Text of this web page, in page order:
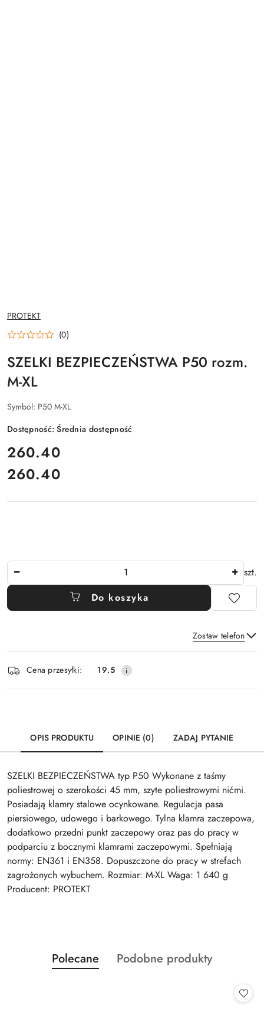
NAZWA
PRODUCENTA:
PROTEKT
(0)
SZELKI BEZPIECZEŃSTWA P50 rozm.
M-XL
Symbol: P50 M-XL
Dostępność:Średnia dostępność
cena:
260.40
Cena:
260.40
szt.
Do koszyka
Zostaw telefon
Wyślij
Dostępność
i
dostawa
Cena przesyłki: 19.5
OPIS PRODUKTU OPINIE (0) ZADAJ PYTANIE
SZELKI BEZPIECZEŃSTWA typ P50 Wykonane z taśmy
poliestrowej o szerokości 45 mm, szyte poliestrowymi nićmi.
Posiadają klamry stalowe ocynkowane. Regulacja pasa
piersiowego, udowego i barkowego. Tylna klamra zaczepowa,
dodatkowo przedni punkt zaczepowy oraz pas do pracy w
podparciu z bocznymi klamrami zaczepowymi. Spełniają
normy: EN361 i EN358. Dopuszczone do pracy w strefach
zagrożonych wybuchem. Rozmiar: M-XL Waga: 1 640 g
Producent: PROTEKT
Pomiń karuzelę produktów
Produkty
o
Polecane
Produkty
Podobne produkty